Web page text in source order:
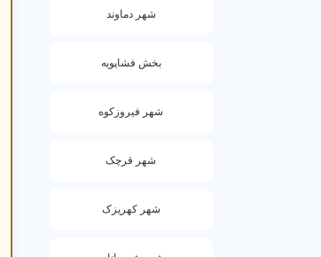
شهر دماوند
بخش فشاپویه
شهر فیروزکوه
شهر قرچک
شهر کهریزک